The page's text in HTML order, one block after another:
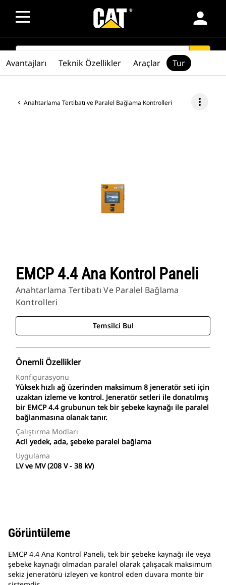
person
SEARCH
Anahtarlama Tertibatı ve Paralel Bağlama Kontrolleri more_vert
EMCP 4.4 Ana Kontrol Paneli
Anahtarlama Tertibatı Ve Paralel Bağlama
Kontrolleri
Temsilci Bul
Önemli Özellikler
Konfigürasyonu
Yüksek hızlı ağ üzerinden maksimum 8 jeneratör seti için
uzaktan izleme ve kontrol. Jeneratör setleri ile donatılmış
bir EMCP 4.4 grubunun tek bir şebeke kaynağı ile paralel
bağlanmasına olanak tanır.
Çalıştırma Modları
Acil yedek, ada, şebeke paralel bağlama
Uygulama
LV ve MV (208 V - 38 kV)
Avantajları Teknik Özellikler Araçlar Tur
Görüntüleme
EMCP 4.4 Ana Kontrol Paneli, tek bir şebeke kaynağı ile veya
şebeke kaynağı olmadan paralel olarak çalışacak maksimum
sekiz jeneratörü izleyen ve kontrol eden duvara monte bir